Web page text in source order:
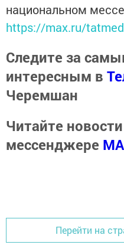
национальном
https://max.ru/
Следите за
интересным в
Черемшан
Читайте
мессенджере
Перейти на